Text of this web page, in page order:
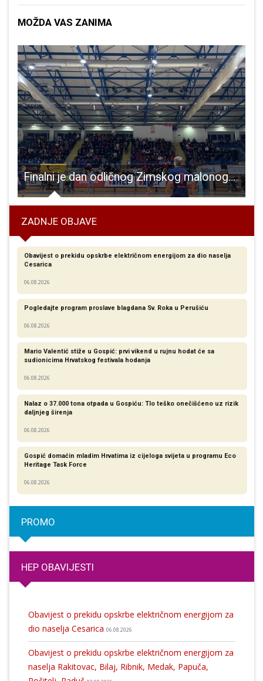
MOŽDA VAS ZANIMA
Finalni je dan odličnog Zimskog malonogometnog turnira u Gospiću
ZADNJE OBJAVE
Obavijest o prekidu opskrbe električnom energijom za dio naselja
Cesarica
06.08.2026
Pogledajte program proslave blagdana Sv. Roka u Perušiću
06.08.2026
Mario Valentić stiže u Gospić: prvi vikend u rujnu hodat će sa
sudionicima Hrvatskog festivala hodanja
06.08.2026
Nalaz o 37.000 tona otpada u Gospiću: Tlo teško onečišćeno uz rizik
daljnjeg širenja
06.08.2026
Gospić domaćin mladim Hrvatima iz cijeloga svijeta u programu Eco
Heritage Task Force
06.08.2026
PROMO
HEP OBAVIJESTI
Obavijest o prekidu opskrbe električnom energijom za
dio naselja Cesarica 06.08.2026
Obavijest o prekidu opskrbe električnom energijom za
naselja Rakitovac, Bilaj, Ribnik, Medak, Papuča,